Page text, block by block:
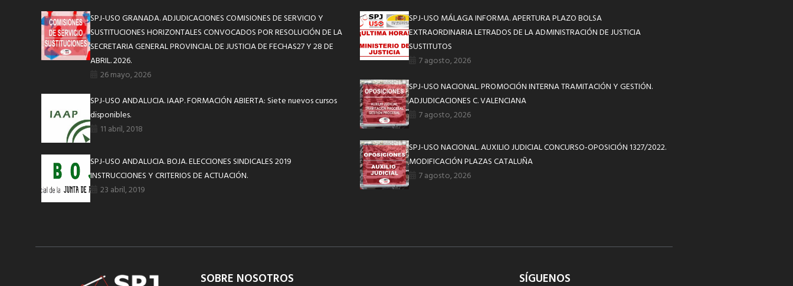
SPJ-USO GRANADA. ADJUDICACIONES COMISIONES DE SERVICIO Y
SUSTITUCIONES HORIZONTALES CONVOCADOS POR RESOLUCIÓN DE LA
SECRETARIA GENERAL PROVINCIAL DE JUSTICIA DE FECHAS27 Y 28 DE
ABRIL. 2026.
26 mayo, 2026
SPJ-USO ANDALUCIA. IAAP. FORMACIÓN ABIERTA: Siete nuevos cursos
disponibles.
11 abril, 2018
SPJ-USO ANDALUCIA. BOJA. ELECCIONES SINDICALES 2019
INSTRUCCIONES Y CRITERIOS DE ACTUACIÓN.
23 abril, 2019
SPJ-USO MÁLAGA INFORMA. APERTURA PLAZO BOLSA
EXTRAORDINARIA LETRADOS DE LA ADMINISTRACIÓN DE JUSTICIA
SUSTITUTOS
7 agosto, 2026
SPJ-USO NACIONAL. PROMOCIÓN INTERNA TRAMITACIÓN Y GESTIÓN.
ADJUDICACIONES C. VALENCIANA
7 agosto, 2026
SPJ-USO NACIONAL. AUXILIO JUDICIAL CONCURSO-OPOSICIÓN 1327/2022.
MODIFICACIÓN PLAZAS CATALUÑA
7 agosto, 2026
SOBRE NOSOTROS SÍGUENOS